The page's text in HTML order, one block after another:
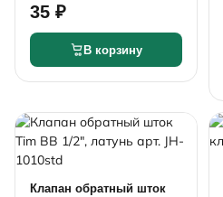
35 ₽
В корзину
Клапан обратный шток